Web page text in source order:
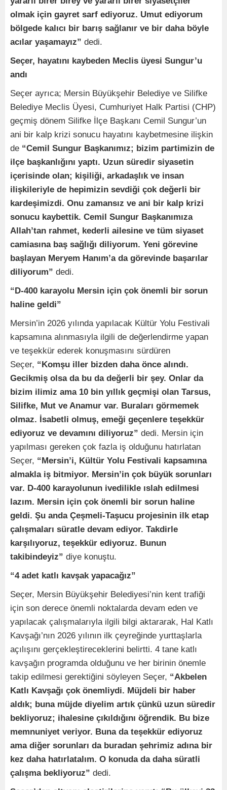
olmak için gayret sarf ediyoruz. Umut ediyorum
bölgede kalıcı bir barış sağlanır ve bir daha böyle
acılar yaşamayız” dedi.
Seçer, hayatını kaybeden Meclis üyesi Sungur’u
andı
Seçer ayrıca; Mersin Büyükşehir Belediye ve Silifke
Belediye Meclis Üyesi, Cumhuriyet Halk Partisi (CHP)
geçmiş dönem Silifke İlçe Başkanı Cemil Sungur’un
ani bir kalp krizi sonucu hayatını kaybetmesine ilişkin
de “Cemil Sungur Başkanımız; bizim partimizin de
ilçe başkanlığını yaptı. Uzun süredir siyasetin
içerisinde olan; kişiliği, arkadaşlık ve insan
ilişkileriyle de hepimizin sevdiği çok değerli bir
kardeşimizdi. Onu zamansız ve ani bir kalp krizi
sonucu kaybettik. Cemil Sungur Başkanımıza
Allah’tan rahmet, kederli ailesine ve tüm siyaset
camiasına baş sağlığı diliyorum. Yeni görevine
başlayan Meryem Hanım’a da görevinde başarılar
diliyorum” dedi.
“D-400 karayolu Mersin için çok önemli bir sorun
haline geldi”
Mersin’in 2026 yılında yapılacak Kültür Yolu Festivali
kapsamına alınmasıyla ilgili de değerlendirme yapan
ve teşekkür ederek konuşmasını sürdüren
Seçer, “Komşu iller bizden daha önce alındı.
Gecikmiş olsa da bu da değerli bir şey. Onlar da
bizim ilimiz ama 10 bin yıllık geçmişi olan Tarsus,
Silifke, Mut ve Anamur var. Buraları görmemek
olmaz. İsabetli olmuş, emeği geçenlere teşekkür
ediyoruz ve devamını diliyoruz” dedi. Mersin için
yapılması gereken çok fazla iş olduğunu hatırlatan
Seçer, “Mersin’i, Kültür Yolu Festivali kapsamına
almakla iş bitmiyor. Mersin’in çok büyük sorunları
var. D-400 karayolunun ivedilikle ıslah edilmesi
lazım. Mersin için çok önemli bir sorun haline
geldi. Şu anda Çeşmeli-Taşucu projesinin ilk etap
çalışmaları süratle devam ediyor. Takdirle
karşılıyoruz, teşekkür ediyoruz. Bunun
takibindeyiz” diye konuştu.
“4 adet katlı kavşak yapacağız”
Seçer, Mersin Büyükşehir Belediyesi’nin kent trafiği
için son derece önemli noktalarda devam eden ve
yapılacak çalışmalarıyla ilgili bilgi aktararak, Hal Katlı
Kavşağı’nın 2026 yılının ilk çeyreğinde yurttaşlarla
açılışını gerçekleştireceklerini belirtti. 4 tane katlı
kavşağın programda olduğunu ve her birinin önemle
takip edilmesi gerektiğini söyleyen Seçer, “Akbelen
Katlı Kavşağı çok önemliydi. Müjdeli bir haber
aldık; buna müjde diyelim artık çünkü uzun süredir
bekliyoruz; ihalesine çıkıldığını öğrendik. Bu bize
memnuniyet veriyor. Buna da teşekkür ediyoruz
ama diğer sorunları da buradan şehrimiz adına bir
kez daha hatırlatalım. O konuda da daha süratli
çalışma bekliyoruz” dedi.